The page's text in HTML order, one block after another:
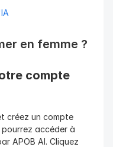
en femme ?
compte
créez un compte
accéder à
APOB AI. Cliquez